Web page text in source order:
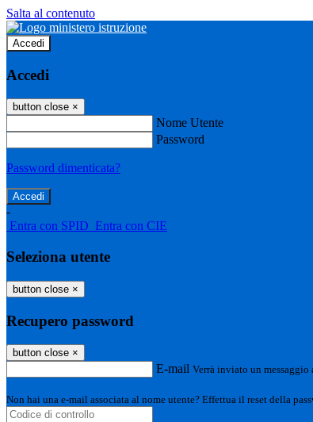
Salta al contenuto
Accedi
Accedi
button close ×
Nome Utente
Password
Password dimenticata?
-
Entra con SPID Entra con CIE
Seleziona utente
button close ×
Recupero password
button close ×
E-mail Verrà inviato un
Non hai una e-mail associata al nome utente? Effettua il reset della